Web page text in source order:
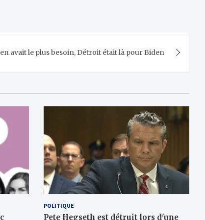
avait le plus besoin, Détroit était là pour Biden
POLITIQUE
Pete Hegseth est détruit lors d'une